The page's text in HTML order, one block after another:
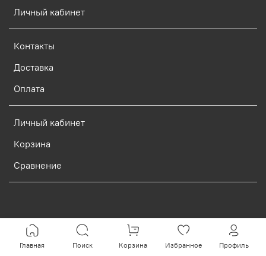
Личный кабинет
Контакты
Доставка
Оплата
Личный кабинет
Корзина
Сравнение
Главная Поиск Корзина Избранное Профиль
Verification: d773dcf9c7c1c3e0